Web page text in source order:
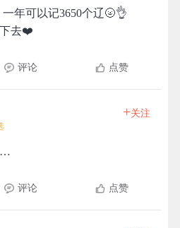
年可以记3650个辽🌝👌
下去❤️
评论 点赞
+关注
评论 点赞